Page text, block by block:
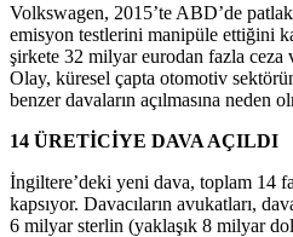
Volkswagen, 2015’te ABD’de
emisyon testlerini manipüle ettiğini
şirkete 32 milyar eurodan fazla ceza
Olay, küresel çapta otomotiv
benzer davaların açılmasına neden
14 ÜRETİCİYE DAVA AÇILDI
İngiltere’deki yeni dava, toplam 14
kapsıyor. Davacıların avukatları,
6 milyar sterlin (yaklaşık 8 milyar